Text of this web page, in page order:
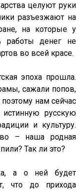
целуют руки
разъезжают на
на которые у
работы денег не
во всей красе.
эпоха прошла.
сажали попов,
нам сейчас
русскую
и культуру.
– наша родная
Так ли это?
а о ней будет
что до прихода